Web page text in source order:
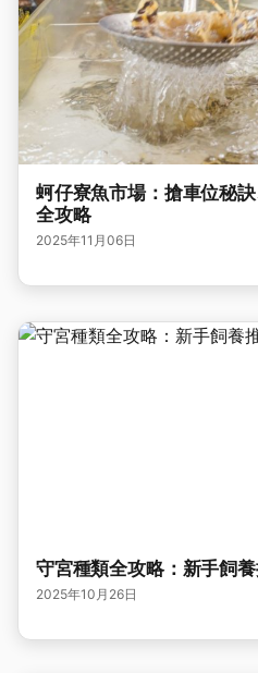
蚵仔寮魚市場：搶車位秘
全攻略
2025年11月06日
守宮種類全攻略：新手飼
2025年10月26日